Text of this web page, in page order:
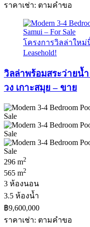
ราคาเช่า: ตามคําขอ
โครงการวิลล่าใหม่
Leasehold!
วิลล่าพร้อมสระว่ายน้
วง เกาะสมุย – ขาย
296 m2
565 m2
3 ห้องนอน
3.5 ห้องน้ำ
฿9,600,000
ราคาเช่า: ตามคําขอ